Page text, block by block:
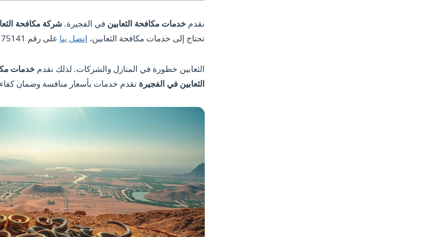
نقدم خدمات مكافحة الثعابين في الفجيرة.شركة مكافحة
تحتاج إلى خدمات مكافحة الثعابين، اتصل بنا على رقم 0501175141.
الثعابين خطورة في المنازل والشركات. لذلك نقدم خدمات
الثعابين في الفجيرة تقدم خدمات بأسعار منافسة وضمان